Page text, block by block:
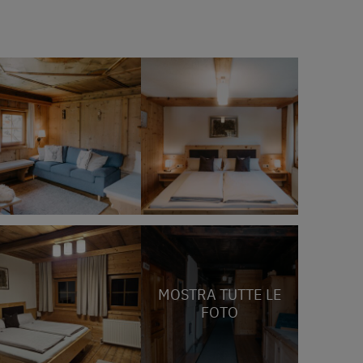
MOSTRA TUTTE LE
FOTO